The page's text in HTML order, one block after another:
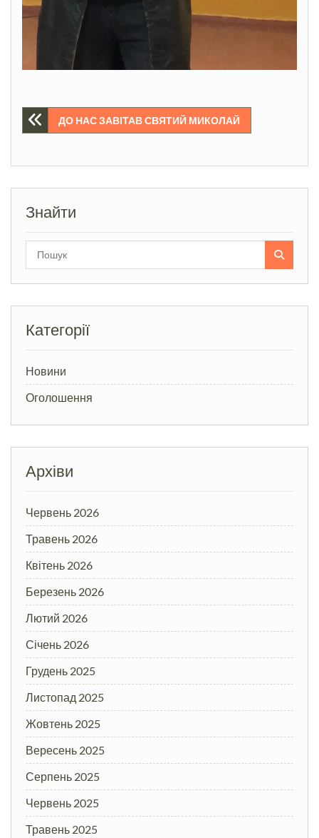
Навігація
ДО НАС ЗАВІТАВ СВЯТИЙ МИКОЛАЙ
Знайти
Категорії
Новини
Оголошення
Архіви
Червень 2026
Травень 2026
Квітень 2026
Березень 2026
Лютий 2026
Січень 2026
Грудень 2025
Листопад 2025
Жовтень 2025
Вересень 2025
Серпень 2025
Червень 2025
Травень 2025